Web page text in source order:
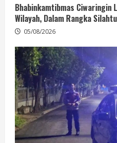
Bhabinkamtibmas Ciwaringin
Wilayah, Dalam Rangka
05/08/2026